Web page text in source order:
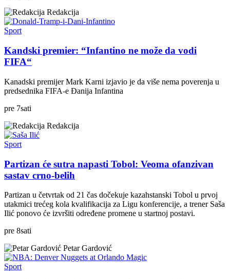
Redakcija
Sport
Kandski premier: “Infantino ne može da vodi
FIFA“
Kanadski premijer Mark Karni izjavio je da više nema poverenja u
predsednika FIFA-e Đanija Infantina
pre 7sati
Redakcija
Sport
Partizan će sutra napasti Tobol: Veoma ofanzivan
sastav crno-belih
Partizan u četvrtak od 21 čas dočekuje kazahstanski Tobol u prvoj
utakmici trećeg kola kvalifikacija za Ligu konferencije, a trener Saša
Ilić ponovo će izvršiti određene promene u startnoj postavi.
pre 8sati
Petar Gardović
Sport